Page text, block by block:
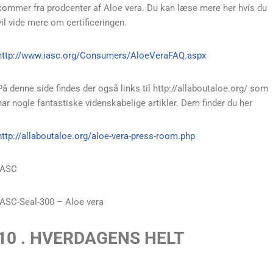
fra prodcenter af Aloe vera. Du kan læse mere her hvis du
vide mere om certificeringen.
www.iasc.org/Consumers/AloeVeraFAQ.aspx
denne side findes der også links til http://allaboutaloe.org/ som
nogle fantastiske videnskabelige artikler. Dem finder du her
allaboutaloe.org/aloe-vera-press-room.php
Seal-300 – Aloe vera
. HVERDAGENS HELT